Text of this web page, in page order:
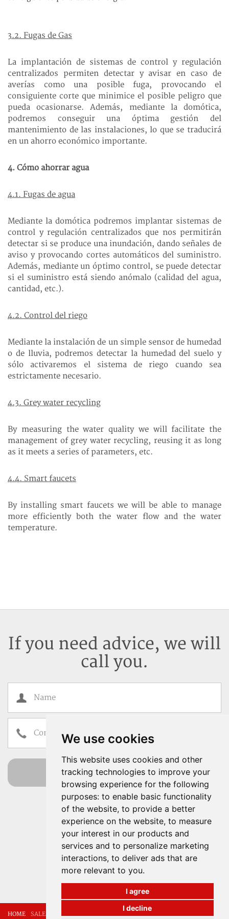
We use cookies
This website uses cookies and other
tracking technologies to improve your
browsing experience for the following
purposes: to enable basic functionality
of the website, to provide a better
experience on the website, to measure
your interest in our products and
services and to personalize marketing
interactions, to deliver ads that are
more relevant to you.
I agree
I decline
3.2. Fugas de Gas
La implantación de sistemas de control y regulación
centralizados permiten detectar y avisar en caso de
averías como una posible fuga, provocando el
consiguiente corte que minimice el posible peligro que
pueda ocasionarse. Además, mediante la domótica,
podremos conseguir una óptima gestión del
mantenimiento de las instalaciones, lo que se traducirá
en un ahorro económico importante.
4. Cómo ahorrar agua
4.1. Fugas de agua
Mediante la domótica podremos implantar sistemas de
control y regulación centralizados que nos permitirán
detectar si se produce una inundación, dando señales de
aviso y provocando cortes automáticos del suministro.
Además, mediante un óptimo control, se puede detectar
si el suministro está siendo anómalo (calidad del agua,
cantidad, etc.).
4.2. Control del riego
Mediante la instalación de un simple sensor de humedad
o de lluvia, podremos detectar la humedad del suelo y
sólo activaremos el sistema de riego cuando sea
estrictamente necesario.
4.3. Grey water recycling
By measuring the water quality we will facilitate the
management of grey water recycling, reusing it as long
as it meets a series of parameters, etc.
4.4. Smart faucets
By installing smart faucets we will be able to manage
more efficiently both the water flow and the water
temperature.
If you need advice, we will
call you.
send
I have read and accept theTerms of Use
Properties for sale and
rent in Mallorca
Our experience, your
peace of mind
HOME SALES